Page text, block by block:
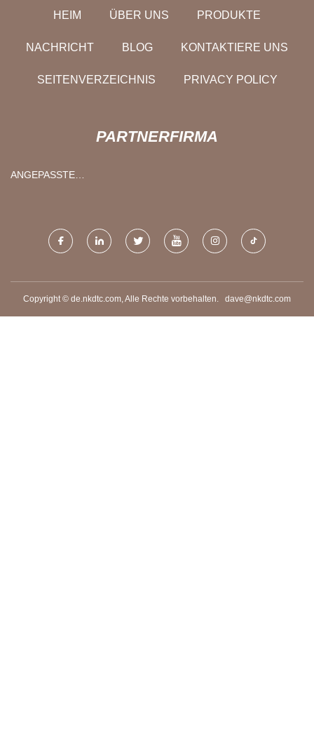
HEIM ÜBER UNS PRODUKTE
NACHRICHT BLOG KONTAKTIERE UNS
SEITENVERZEICHNIS PRIVACY POLICY
PARTNERFIRMA
ANGEPASSTE
Copyright © de.nkdtc.com, Alle Rechte vorbehalten. dave@nkdtc.com